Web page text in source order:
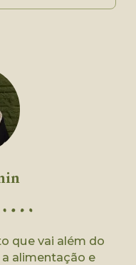
que vai além do
alimentação e